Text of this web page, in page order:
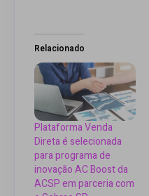
Relacionado
Plataforma Venda
Direta é selecionada
para programa de
inovação AC Boost da
ACSP em parceria com